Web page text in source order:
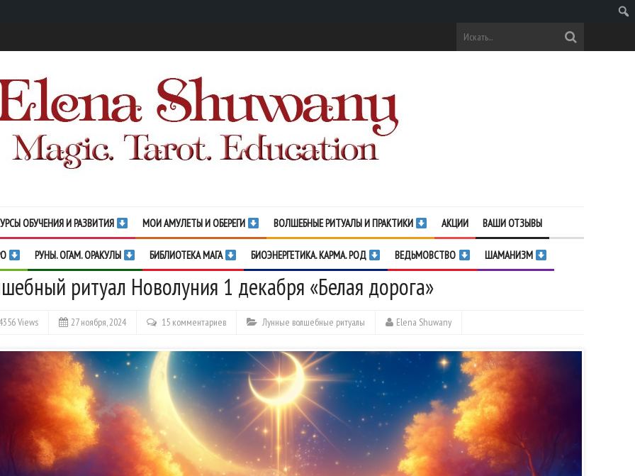
ОБУЧЕНИЯ И РАЗВИТИЯ МОИ АМУЛЕТЫ И ОБЕРЕГИ ВОЛШЕБНЫЕ РИТУАЛЫ И ПРАКТИКИ АКЦИИ ВАШИ ОТЗЫВЫ
РУНЫ. ОГАМ. ОРАКУЛЫ БИБЛИОТЕКА МАГА БИОЭНЕРГЕТИКА. КАРМА. РОД ВЕДЬМОВСТВО ШАМАНИЗМ
ритуал Новолуния 1 декабря «Белая дорога»
Views 27 ноября, 2024 15 комментариев Лунные волшебные ритуалы Elena Shuwany